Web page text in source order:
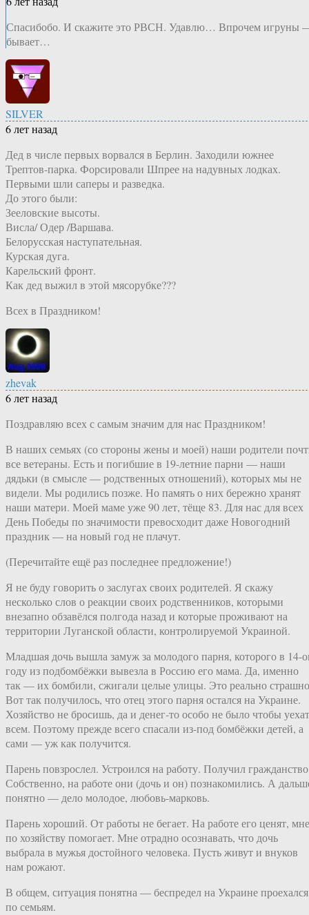
Спасибобо. И скажите это РВСН. Удавлю… Впрочем игруны
бывает…
SILVER
6 лет назад
Дед в числе первых ворвался в Берлин. Заходили южнее
Трептов-парка. Форсировали Шпрее на надувных лодках.
Первыми шли саперы и разведка.
До этого были:
Зееловские высоты.
Висла/ Одер /Варшава.
Белорусская наступательная.
Курская дуга.
Карельский фронт.
Как дед выжил в этой мясорубке???
Всех в Праздником!
zhevak
6 лет назад
Поздравляю всех с самым значим для нас Праздником!
В наших семьях (со стороны жены и моей) наши родители
все ветераны. Есть и погибшие в 19-летние парни — наши
дядьки (в смысле — родственных отношений), которых мы не
видели. Мы родились позже. Но память о них бережно хранят
наши матери. Моей маме уже 90 лет, тёще 83. Для нас для всех
День Победы по значимости превосходит даже Новогодний
праздник — на новый год не плачут.
(Перечитайте ещё раз последнее предложение!)
Я не буду говорить о заслугах своих родителей. Я скажу
несколько слов о реакции своих родственников, которыми
внезапно обзавёлся полгода назад и которые проживают на
территории Луганской области, контролируемой Украиной.
Младшая дочь вышла замуж за молодого парня, которого в 14-
году из подбомбёжки вывезла в Россию его мама. Да, именно
так — их бомбили, сжигали целые улицы. Это реально
Вот так получилось, что отец этого парня остался на Украине.
Хозяйство не бросишь, да и денег-то особо не было чтобы
всем. Поэтому прежде всего спасали из-под бомбёжки детей, а
сами — уж как получится.
Парень повзрослел. Устроился на работу. Получил
Собственно, на работе они (дочь и он) познакомились. А
понятно — дело молодое, любовь-марковь.
Парень хороший. От работы не бегает. На работе его ценят, мне
по хозяйству помогает. Мне отрадно осознавать, что дочь
выбрала в мужья достойного человека. Пусть живут и внуков
нам рожают.
В общем, ситуация понятна — беспредел на Украине проехался
по семьям.